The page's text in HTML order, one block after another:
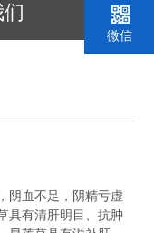
阴血不足，阴精亏虚
具有清肝明目、抗肿
微信